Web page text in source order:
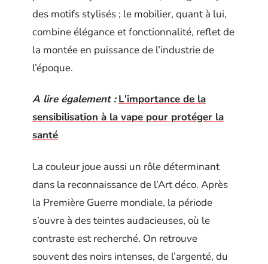
des motifs stylisés ; le mobilier, quant à lui,
combine élégance et fonctionnalité, reflet de
la montée en puissance de l’industrie de
l’époque.
A lire également : L'importance de la
sensibilisation à la vape pour protéger la
santé
La couleur joue aussi un rôle déterminant
dans la reconnaissance de l’Art déco. Après
la Première Guerre mondiale, la période
s’ouvre à des teintes audacieuses, où le
contraste est recherché. On retrouve
souvent des noirs intenses, de l’argenté, du